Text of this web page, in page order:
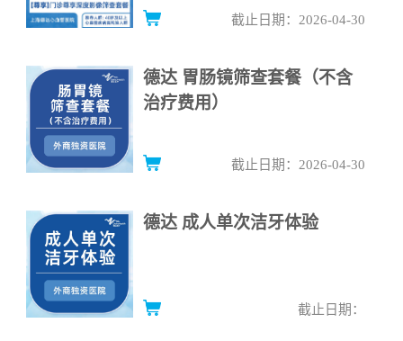
截止日期：2026-04-30
德达 胃肠镜筛查套餐（不含
治疗费用）
截止日期：2026-04-30
德达 成人单次洁牙体验
截止日期：